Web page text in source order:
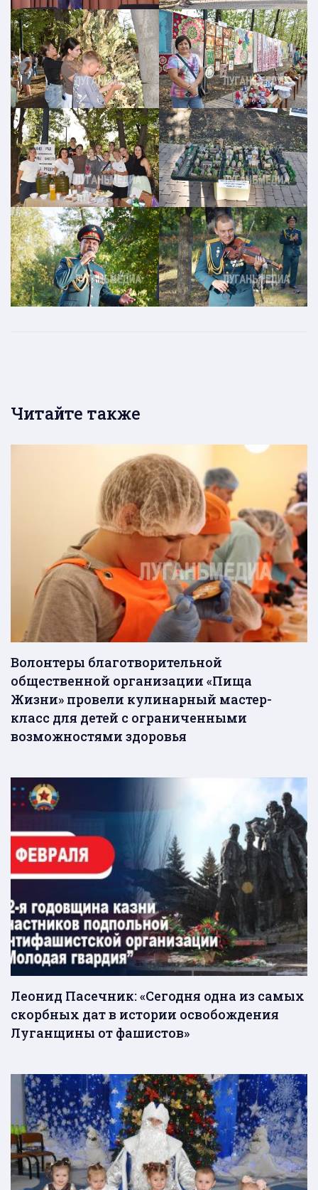
Читайте также
Волонтеры благотворительной
общественной организации «Пища
Жизни» провели кулинарный мастер-
класс для детей с ограниченными
возможностями здоровья
Леонид Пасечник: «Сегодня одна из самых
скорбных дат в истории освобождения
Луганщины от фашистов»